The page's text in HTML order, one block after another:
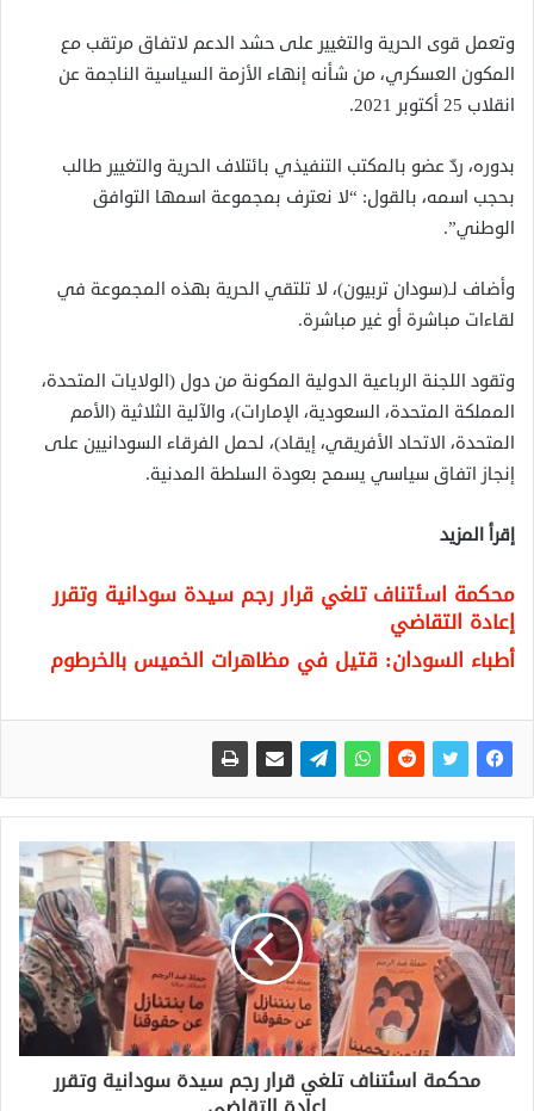
وتعمل قوى الحرية والتغيير على حشد الدعم لاتفاق مرتقب مع
المكون العسكري، من شأنه إنهاء الأزمة السياسية الناجمة عن
انقلاب 25 أكتوبر 2021.
بدوره، ردّ عضو بالمكتب التنفيذي بائتلاف الحرية والتغيير طالب
بحجب اسمه، بالقول: “لا نعترف بمجموعة اسمها التوافق
الوطني”.
وأضاف لـ(سودان تربيون)، لا تلتقي الحرية بهذه المجموعة في
لقاءات مباشرة أو غير مباشرة.
وتقود اللجنة الرباعية الدولية المكونة من دول (الولايات المتحدة،
المملكة المتحدة، السعودية، الإمارات)، والآلية الثلاثية (الأمم
المتحدة، الاتحاد الأفريقي، إيقاد)، لحمل الفرقاء السودانيين على
إنجاز اتفاق سياسي يسمح بعودة السلطة المدنية.
إقرأ المزيد
محكمة اسئتناف تلغي قرار رجم سيدة سودانية وتقرر
إعادة التقاضي
أطباء السودان: قتيل في مظاهرات الخميس بالخرطوم
محكمة اسئتناف تلغي قرار رجم سيدة سودانية وتقرر